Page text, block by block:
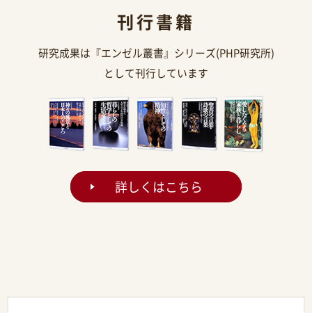
刊行書籍
研究成果は『エンゼル叢書』シリーズ(PHP研究所)
として刊行しています
詳しくはこちら